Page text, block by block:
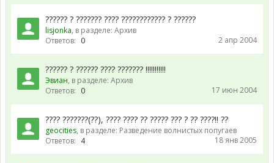
?????? ? ??????? ???? ???????????? ? ??????
lisjonka, в разделе: Архив
Ответов: 0 2 апр 2004
?????? ? ?????? ???? ??????? !!!!!!!!!!!
Эвиан, в разделе: Архив
Ответов: 0 17 июн 2004
???? ???????(??), ???? ???? ?? ????? ??? ? ?? ????!! ??
geocities, в разделе: Разведение волнистых попугаев
Ответов: 4 18 янв 2005